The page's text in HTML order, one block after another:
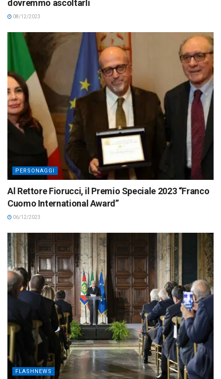
dovremmo ascoltarli
08/12/2023
PERSONAGGI
Al Rettore Fiorucci, il Premio Speciale 2023 “Franco
Cuomo International Award”
06/12/2023
FLASHNEWS